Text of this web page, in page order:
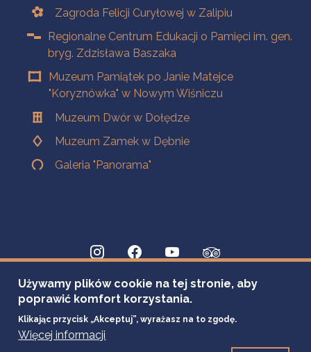
Zagroda Felicji Curyłowej w Zalipiu
Regionalne Centrum Edukacji o Pamięci im. gen.
bryg. Zdzisława Baszaka
Muzeum Pamiątek po Janie Matejce
"Koryznówka" w Nowym Wiśniczu
Muzeum Dwór w Dołędze
Muzeum Zamek w Dębnie
Galeria "Panorama"
Używamy plików cookie na tej stronie, aby
poprawić komfort korzystania.
Klikając przycisk „Akceptuj”, wyrażasz na to zgodę.
Więcej informacji